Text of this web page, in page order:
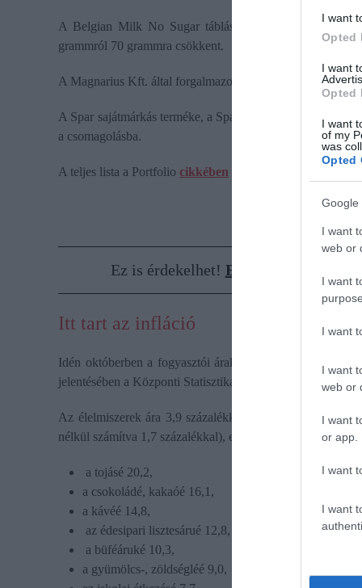
I want
Opted
I want
Opted
I want
of my
was
Opted
Google
I want
web or
I want
I want
I want
web or
I want
or app.
I want
I want
A Belgian Milk No Sugar táblás tejcsokoládé és a The
grammról 70 grammra csökkent.
A Magnarius Kft. által forgalmazott Gama mosógél
A Spar sajátmárkás terméke, a Spar sózott burgonya
a csomagolásba.
A teljes lista a Portfolio cikkében
Ez is érdekelhet! Erősödik a morgás
Itt tart az infláció
Idén októberben a fogyasztói árak átlagosan 4,3
jelentésében a Központi Statisztikai Hivatal.
Az élelmiszerek ára 3,9 százalékkal nőtt 12 hónap alatt,
nélkül számítva 1,7 százalékkal), ezen belül
a tojásé 20,2,
a csokoládé, kakaóé 16,1,
a kávéé 14,8,
az édesipari lisztesárué 12,8,
a büféáruké 10,3,
a gyümölcs-, zöldségléé 9,0,